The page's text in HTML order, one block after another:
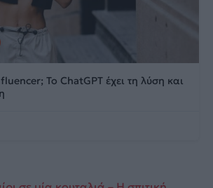
Το ChatGPT έχει τη λύση και